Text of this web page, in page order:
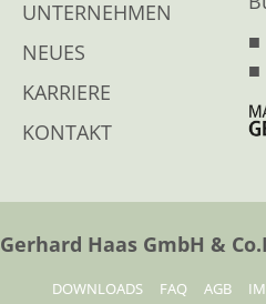
UNTERNEHMEN
NEUES
KARRIERE
KONTAKT
■
■
Gerhard Haas GmbH &
DOWNLOADS FAQ AGB